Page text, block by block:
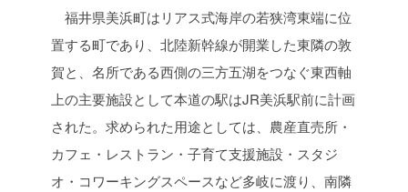
福井県美浜町はリアス式海岸の若狭湾東端に位
置する町であり、北陸新幹線が開業した東隣の敦
賀と、名所である西側の三方五湖をつなぐ東西軸
上の主要施設として本道の駅はJR美浜駅前に計画
された。求められた用途としては、農産直売所・
カフェ・レストラン・子育て支援施設・スタジ
オ・コワーキングスペースなど多岐に渡り、南隣